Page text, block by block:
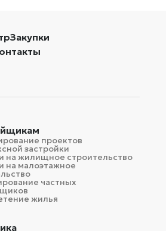
Закупки
проектов
застройки
на жилищное строительство
на малоэтажное
частных
жилья